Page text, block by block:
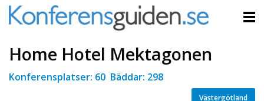
Home Hotel Mektagonen
Konferensplatser: 60 Bäddar: 298
Västergötland